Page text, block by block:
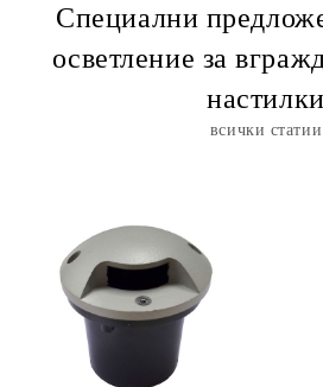
Специални
осветление за
настилки
всички статии